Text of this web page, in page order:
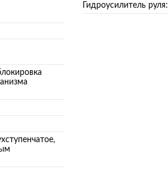
Гидроусилитель руля: